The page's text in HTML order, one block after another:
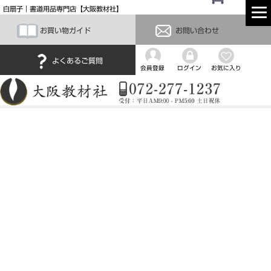
白扇子｜書道用品専門店【大阪教材社】
お買い物ガイド お問い合わせ
よくあるご質問
会員登録 ログイン お気に入り